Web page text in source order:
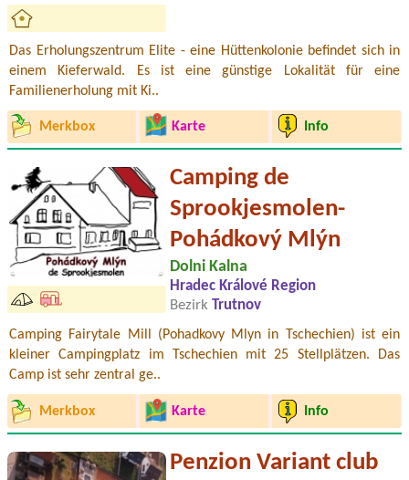
Das Erholungszentrum Elite - eine Hüttenkolonie befindet sich in
einem Kieferwald. Es ist eine günstige Lokalität für eine
Familienerholung mit Ki..
Merkbox Karte Info
Camping de
Sprookjesmolen-
Pohádkový Mlýn
Dolni Kalna
Hradec Králové Region
Bezirk Trutnov
Camping Fairytale Mill (Pohadkovy Mlyn in Tschechien) ist ein
kleiner Campingplatz im Tschechien mit 25 Stellplätzen. Das
Camp ist sehr zentral ge..
Merkbox Karte Info
Penzion Variant club